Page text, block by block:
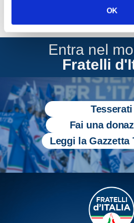
OK
Entra nel
Fratelli
Tesserati
Fai una
Leggi la Gazzetta